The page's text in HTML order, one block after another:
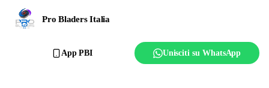
Pro Bladers Italia
Ranking
App PBI Unisciti su WhatsApp